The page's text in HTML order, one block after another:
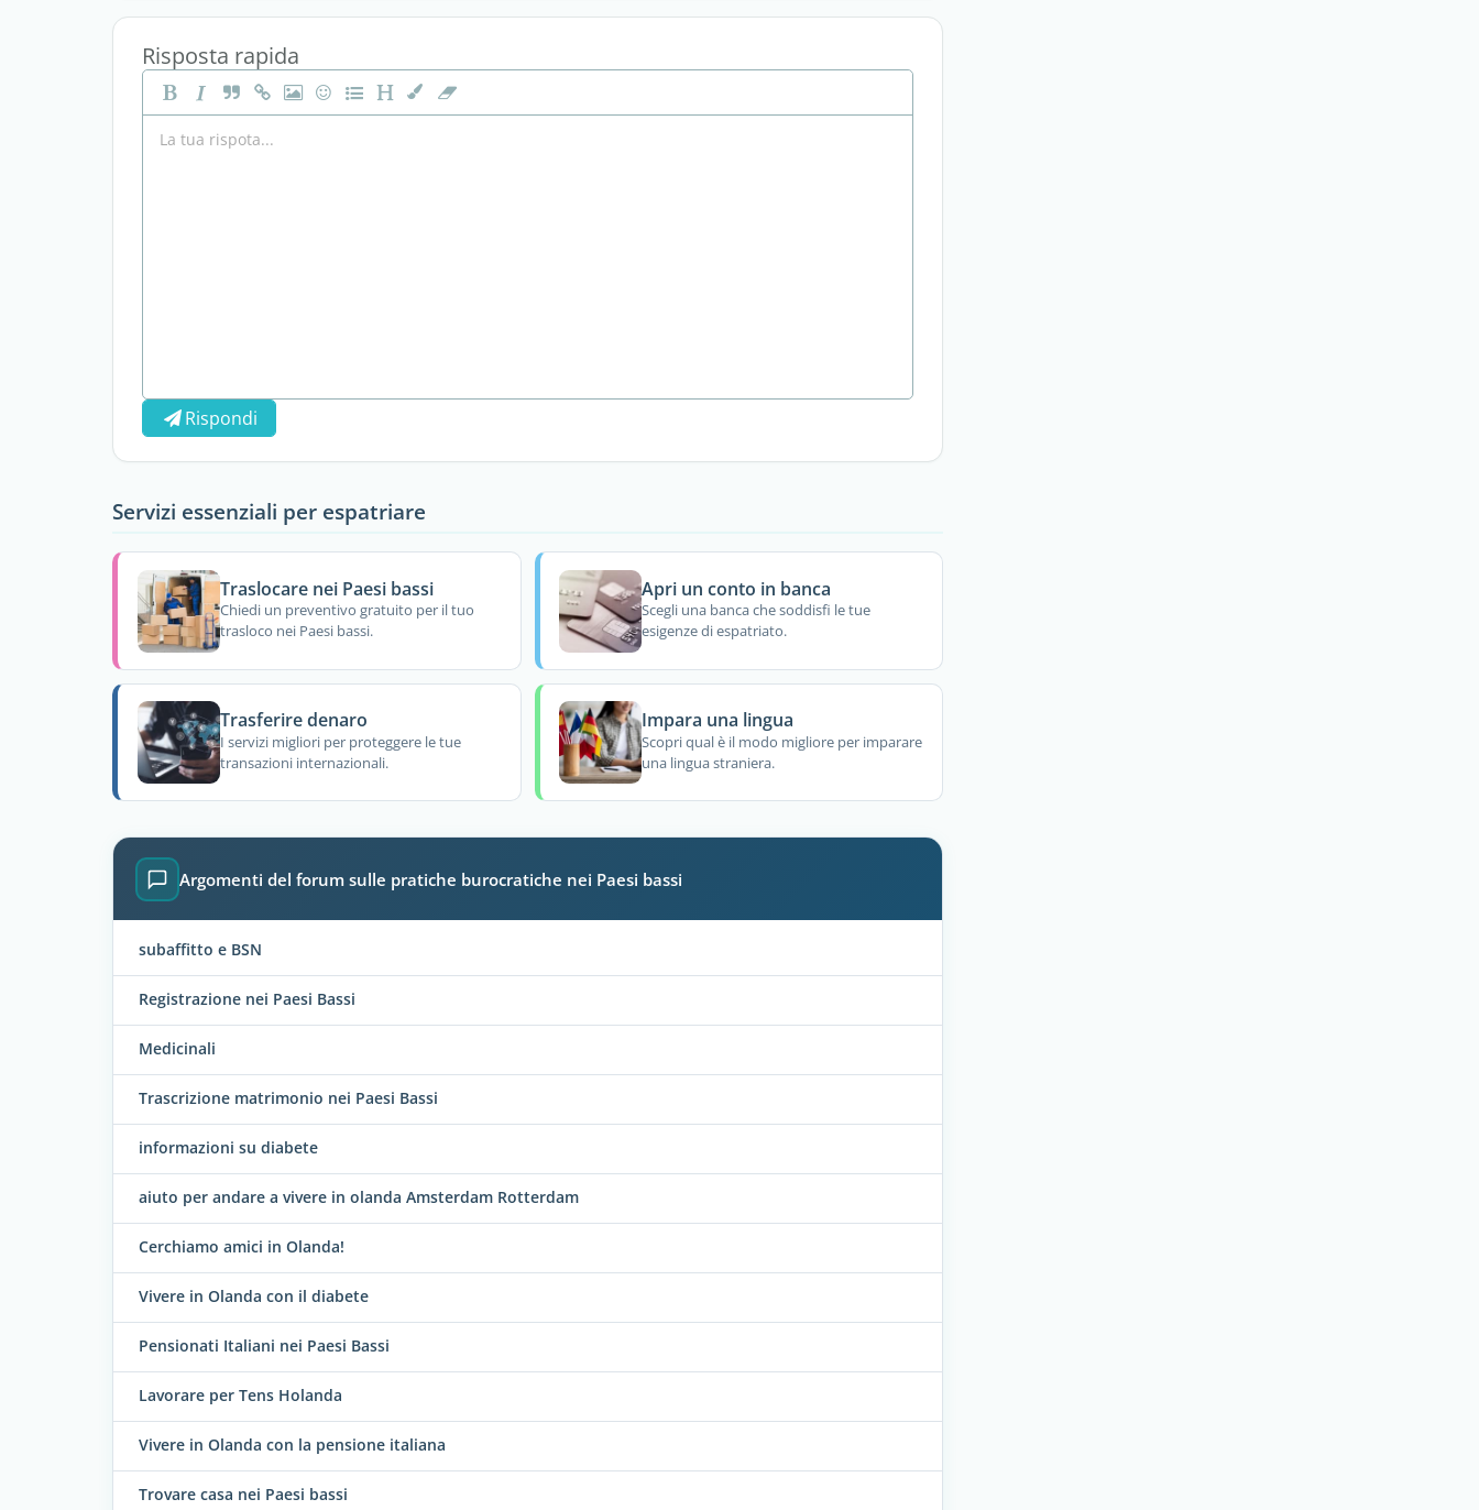
Risposta rapida
Rispondi
Servizi essenziali per espatriare
Traslocare nei Paesi bassi
Chiedi un preventivo gratuito per il tuo
trasloco nei Paesi bassi.
Apri un conto in banca
Scegli una banca che soddisfi le tue
esigenze di espatriato.
Trasferire denaro
I servizi migliori per proteggere le tue
transazioni internazionali.
Impara una lingua
Scopri qual è il modo migliore per imparare
una lingua straniera.
Argomenti del forum sulle pratiche burocratiche nei Paesi bassi
subaffitto e BSN
Registrazione nei Paesi Bassi
Medicinali
Trascrizione matrimonio nei Paesi Bassi
informazioni su diabete
aiuto per andare a vivere in olanda Amsterdam Rotterdam
Cerchiamo amici in Olanda!
Vivere in Olanda con il diabete
Pensionati Italiani nei Paesi Bassi
Lavorare per Tens Holanda
Vivere in Olanda con la pensione italiana
Trovare casa nei Paesi bassi